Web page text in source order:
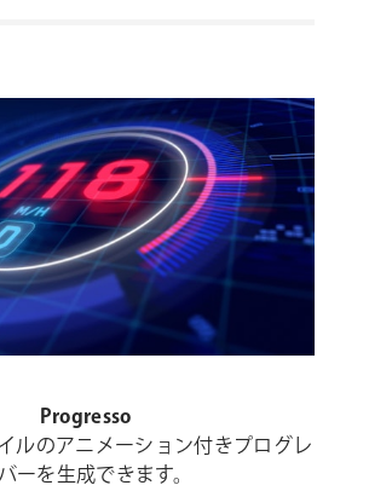
Progresso
ルのアニメーション付きプログレ
ーを生成できます。